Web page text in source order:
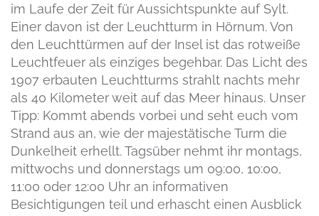
im Laufe der Zeit für Aussichtspunkte auf Sylt.
Einer davon ist der Leuchtturm in Hörnum. Von
den Leuchttürmen auf der Insel ist das rotweiße
Leuchtfeuer als einziges begehbar. Das Licht des
1907 erbauten Leuchtturms strahlt nachts mehr
als 40 Kilometer weit auf das Meer hinaus. Unser
Tipp: Kommt abends vorbei und seht euch vom
Strand aus an, wie der majestätische Turm die
Dunkelheit erhellt. Tagsüber nehmt ihr montags,
mittwochs und donnerstags um 09:00, 10:00,
11:00 oder 12:00 Uhr an informativen
Besichtigungen teil und erhascht einen Ausblick